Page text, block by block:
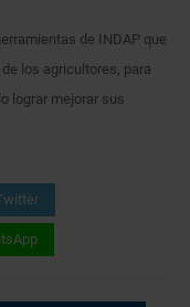
de INDAP que
los agricultores, para
lograr mejorar sus